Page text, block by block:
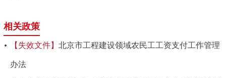
相关政策
【失效文件】 北京市工程建设领域农民工工资支付工作管理
办法